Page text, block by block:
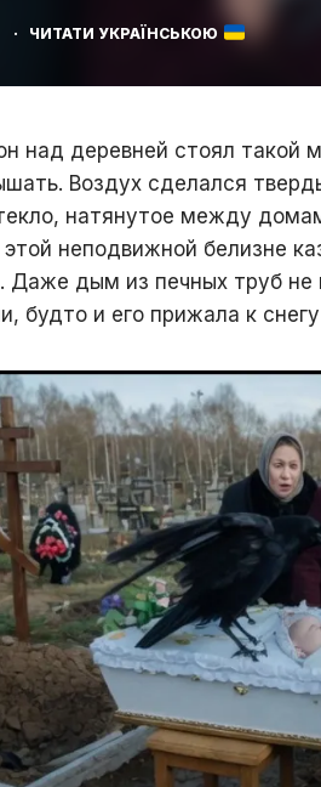
· ЧИТАТИ УКРАЇНСЬКОЮ
над деревней стоял такой
Воздух сделался
натянутое между
неподвижной белизне
Даже дым из печных труб не
будто и его прижала к